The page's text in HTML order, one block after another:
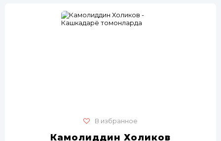
В избранное
Камолиддин Холиков